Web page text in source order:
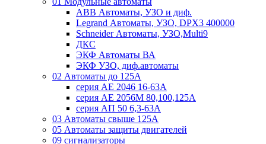
ABB Автоматы, УЗО и диф.
Legrand Автоматы, УЗО, DPX3 400000
Schneider Автоматы, УЗО,Multi9
ДКС
ЭКФ Автоматы ВА
ЭКФ УЗО, диф.автоматы
02 Автоматы до 125А
серия АЕ 2046 16-63А
серия АЕ 2056М 80,100,125А
серия АП 50 6,3-63А
03 Автоматы свыше 125А
05 Автоматы защиты двигателей
09 сигнализаторы